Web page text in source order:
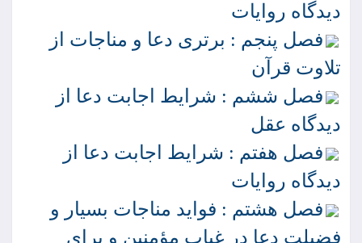
ديدگاه روايات
فصل پنجم : برترى دعا و مناجات از
تلاوت قرآن
فصل ششم : شرايط اجابت دعا از
ديدگاه عقل
فصل هفتم : شرايط اجابت دعا از
ديدگاه روايات
فصل هشتم : فوايد مناجات بسيار و
فضيلت دعا در غياب مؤمنين و براى